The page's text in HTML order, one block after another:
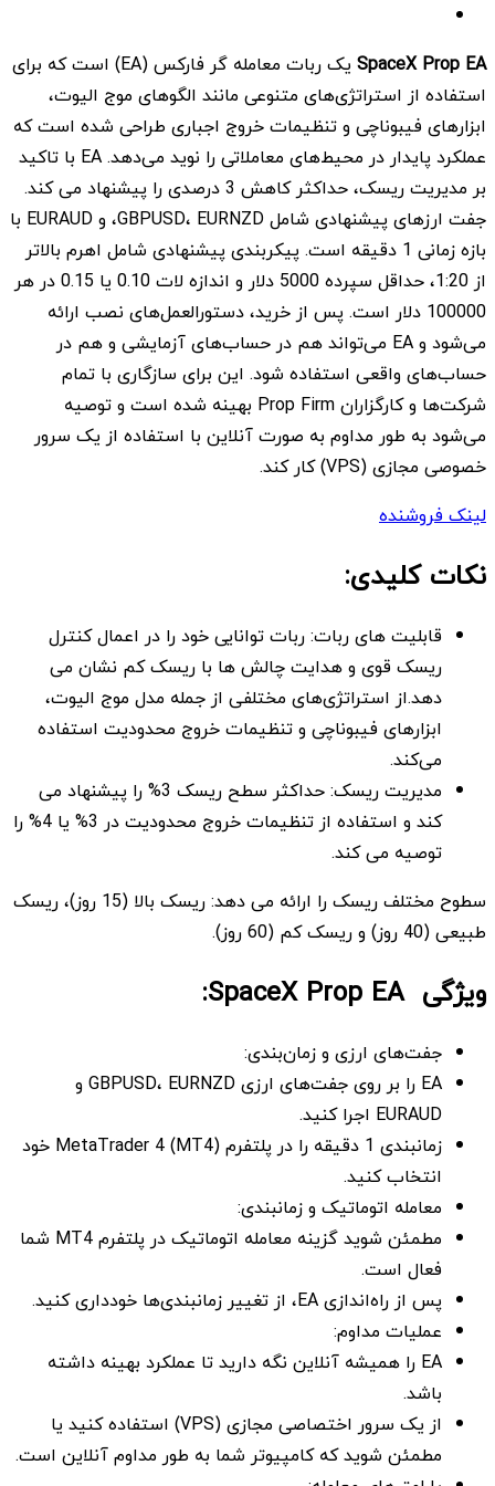
SpaceX Prop EA
یک ربات معامله گر فارکس (EA) است که برای
استفاده از استراتژی‌های متنوعی مانند الگوهای موج الیوت،
ابزارهای فیبوناچی و تنظیمات خروج اجباری طراحی شده است که
عملکرد پایدار در محیط‌های معاملاتی را نوید می‌دهد. EA با تاکید
بر مدیریت ریسک، حداکثر کاهش 3 درصدی را پیشنهاد می کند.
جفت ارزهای پیشنهادی شامل GBPUSD، EURNZD، و EURAUD با
بازه زمانی 1 دقیقه است. پیکربندی پیشنهادی شامل اهرم بالاتر
از 1:20، حداقل سپرده 5000 دلار و اندازه لات 0.10 یا 0.15 در هر
100000 دلار است. پس از خرید، دستورالعمل‌های نصب ارائه
می‌شود و EA می‌تواند هم در حساب‌های آزمایشی و هم در
حساب‌های واقعی استفاده شود. این برای سازگاری با تمام
شرکت‌ها و کارگزاران Prop Firm بهینه شده است و توصیه
می‌شود به طور مداوم به صورت آنلاین با استفاده از یک سرور
خصوصی مجازی (VPS) کار کند.
لینک فروشنده
نکات کلیدی:
قابلیت های ربات: ربات توانایی خود را در اعمال کنترل
ریسک قوی و هدایت چالش ها با ریسک کم نشان می
دهد.از استراتژی‌های مختلفی از جمله مدل موج الیوت،
ابزارهای فیبوناچی و تنظیمات خروج محدودیت استفاده
می‌کند.
مدیریت ریسک: حداکثر سطح ریسک 3% را پیشنهاد می
کند و استفاده از تنظیمات خروج محدودیت در 3% یا 4% را
توصیه می کند.
سطوح مختلف ریسک را ارائه می دهد: ریسک بالا (15 روز)، ریسک
طبیعی (40 روز) و ریسک کم (60 روز).
ویژگی SpaceX Prop EA:
جفت‌های ارزی و زمان‌بندی:
EA را بر روی جفت‌های ارزی GBPUSD، EURNZD و
EURAUD اجرا کنید.
زمانبندی 1 دقیقه را در پلتفرم MetaTrader 4 (MT4) خود
انتخاب کنید.
معامله اتوماتیک و زمانبندی:
مطمئن شوید گزینه معامله اتوماتیک در پلتفرم MT4 شما
فعال است.
پس از راه‌اندازی EA، از تغییر زمانبندی‌ها خودداری کنید.
عملیات مداوم:
EA را همیشه آنلاین نگه دارید تا عملکرد بهینه داشته
باشد.
از یک سرور اختصاصی مجازی (VPS) استفاده کنید یا
مطمئن شوید که کامپیوتر شما به طور مداوم آنلاین است.